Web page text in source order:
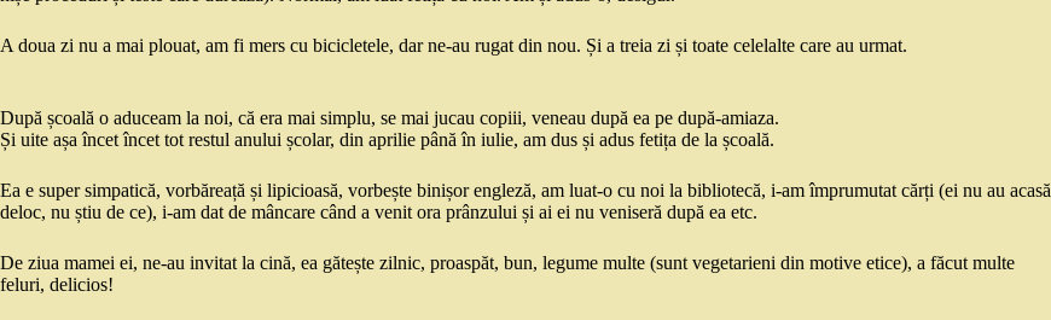
A doua zi nu a mai plouat, am fi mers cu bicicletele, dar ne-au rugat din nou. Și a treia zi și toate celelalte care au urmat.
După școală o aduceam la noi, că era mai simplu, se mai jucau copiii, veneau după ea pe după-amiaza.
Și uite așa încet încet tot restul anului școlar, din aprilie până în iulie, am dus și adus fetița de la școală.
Ea e super simpatică, vorbăreață și lipicioasă, vorbește binișor engleză, am luat-o cu noi la bibliotecă, i-am împrumutat cărți (ei nu au acasă
deloc, nu știu de ce), i-am dat de mâncare când a venit ora prânzului și ai ei nu veniseră după ea etc.
De ziua mamei ei, ne-au invitat la cină, ea gătește zilnic, proaspăt, bun, legume multe (sunt vegetarieni din motive etice), a făcut multe
feluri, delicios!